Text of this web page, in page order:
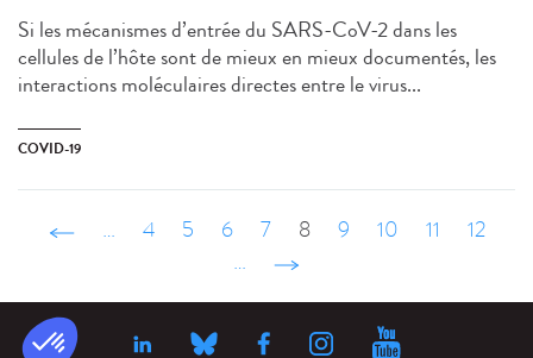
Si les mécanismes d’entrée du SARS-CoV-2 dans les
cellules de l’hôte sont de mieux en mieux documentés, les
interactions moléculaires directes entre le virus...
COVID-19
‹ précédent
… 4 5 6 7 8 9 10 11
12
…
suivant ›